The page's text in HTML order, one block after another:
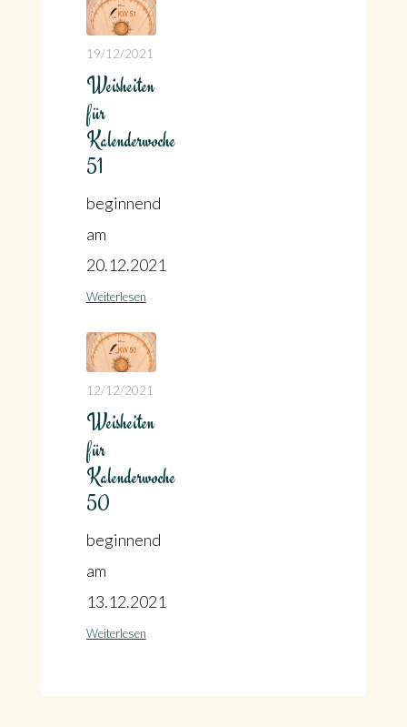
19/12/2021
Weisheiten
für
Kalenderwoche
51
beginnend
am
20.12.2021
Weiterlesen
12/12/2021
Weisheiten
für
Kalenderwoche
50
beginnend
am
13.12.2021
Weiterlesen